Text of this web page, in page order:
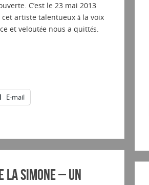
C’est le 23 mai 2013
artiste talentueux à la voix
et veloutée nous a quittés.
E-mail
Simone – Un